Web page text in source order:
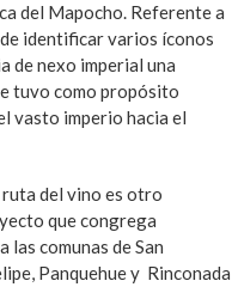
del Mapocho. Referente a
identificar varios íconos
de nexo imperial una
tuvo como propósito
vasto imperio hacia el
del vino es otro
que congrega
las comunas de San
Panquehue y Rinconada